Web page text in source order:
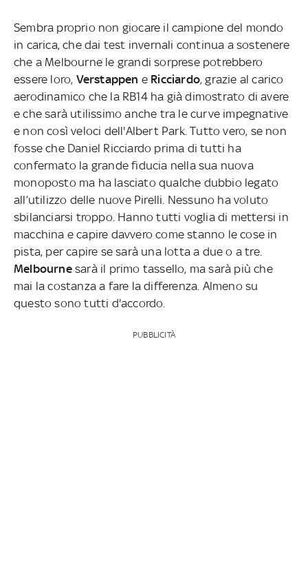
Sembra proprio non giocare il campione del mondo
in carica, che dai test invernali continua a sostenere
che a Melbourne le grandi sorprese potrebbero
essere loro, Verstappen e Ricciardo, grazie al carico
aerodinamico che la RB14 ha già dimostrato di avere
e che sarà utilissimo anche tra le curve impegnative
e non così veloci dell'Albert Park. Tutto vero, se non
fosse che Daniel Ricciardo prima di tutti ha
confermato la grande fiducia nella sua nuova
monoposto ma ha lasciato qualche dubbio legato
all’utilizzo delle nuove Pirelli. Nessuno ha voluto
sbilanciarsi troppo. Hanno tutti voglia di mettersi in
macchina e capire davvero come stanno le cose in
pista, per capire se sarà una lotta a due o a tre.
Melbournesarà il primo tassello, ma sarà più che
mai la costanza a fare la differenza. Almeno su
questo sono tutti d'accordo.
PUBBLICITÀ